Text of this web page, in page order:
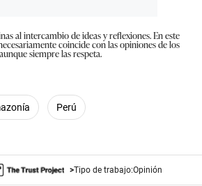
al intercambio de ideas y reflexiones. En este
coincide con las opiniones de los
siempre las respeta.
Perú
Tipo de trabajo:Opinión